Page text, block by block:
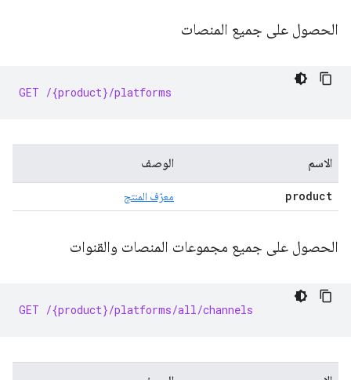
الحصول على جميع المنصات
GET /{product}/platforms
الاسم الوصف
product معرّف المنتج
الحصول على جميع مجموعات المنصات والقنوات
GET /{product}/platforms/all/channels